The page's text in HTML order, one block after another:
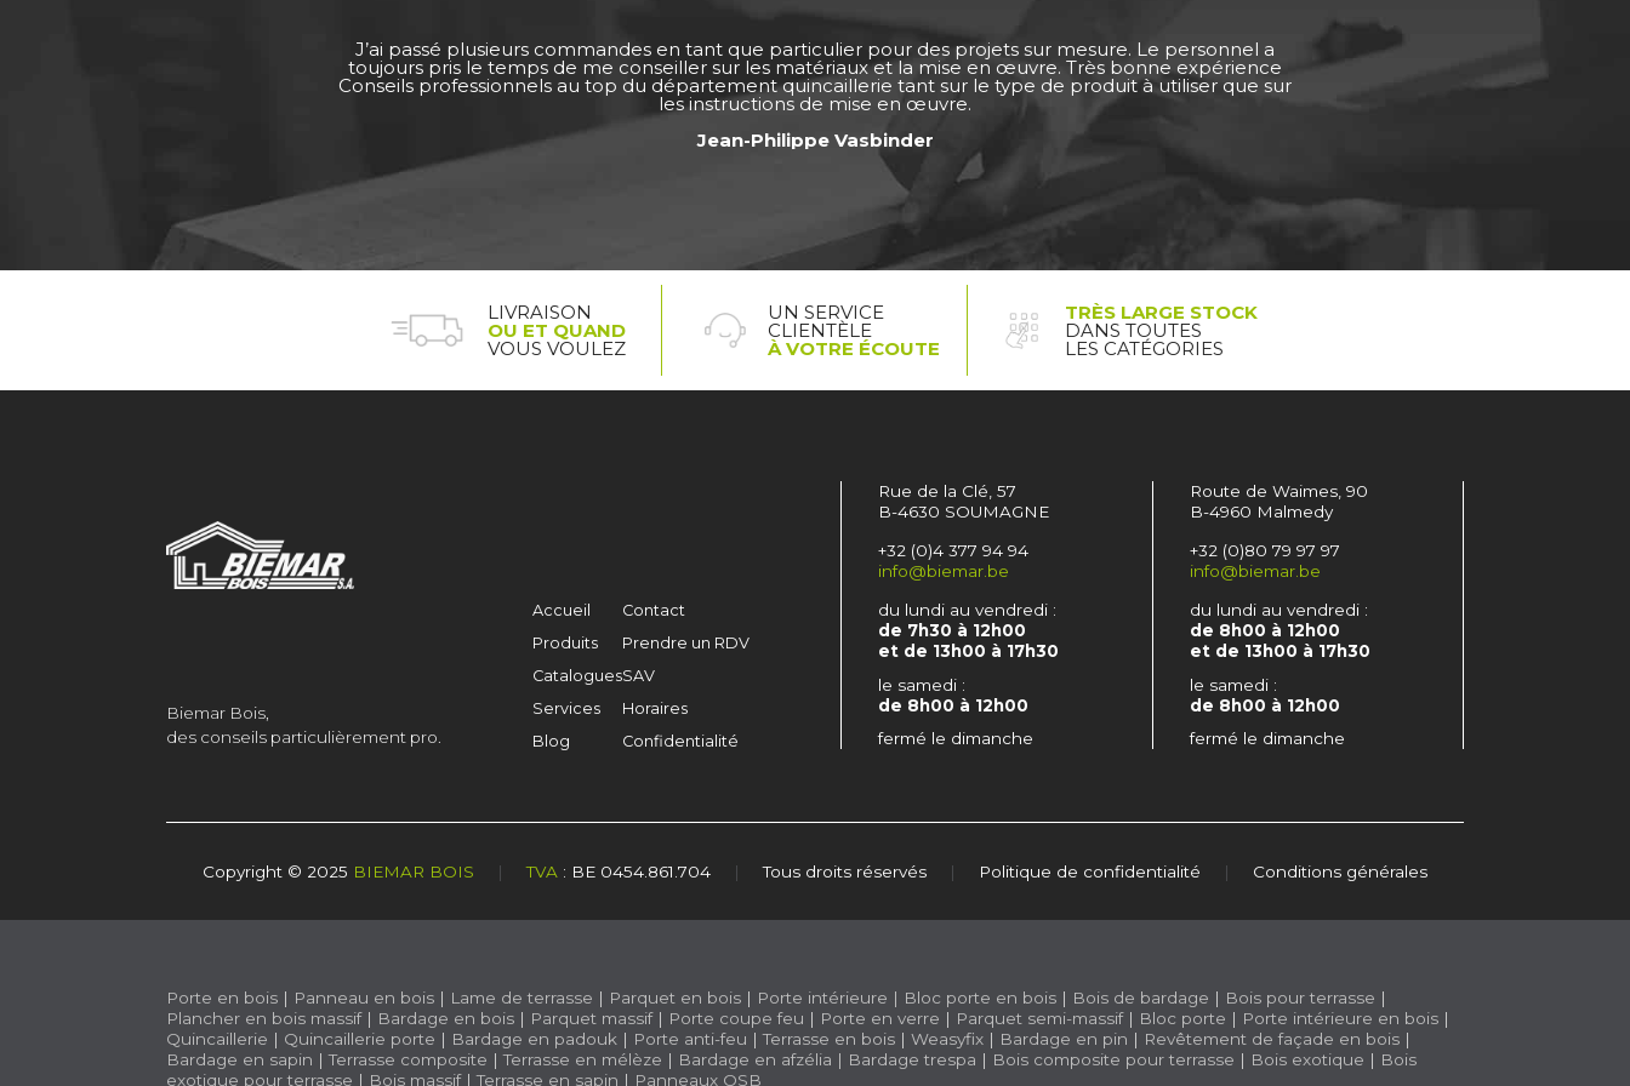
J’ai passé plusieurs commandes en tant que particulier pour des projets sur mesure. Le personnel a
toujours pris le temps de me conseiller sur les matériaux et la mise en œuvre. Très bonne expérience
Conseils professionnels au top du département quincaillerie tant sur le type de produit à utiliser que sur
les instructions de mise en œuvre.
Jean-Philippe Vasbinder
LIVRAISON
OU ET QUAND
VOUS VOULEZ
UN SERVICE
CLIENTÈLE
À VOTRE ÉCOUTE
TRÈS LARGE STOCK
DANS TOUTES
LES CATÉGORIES
Biemar Bois,
des conseils particulièrement pro.
Accueil
Produits
Catalogues
Services
Blog
Contact
Prendre un RDV
SAV
Horaires
Confidentialité
Rue de la Clé, 57
B-4630 SOUMAGNE
+32 (0)4 377 94 94
info@biemar.be
du lundi au vendredi :
de 7h30 à 12h00
et de 13h00 à 17h30
le samedi :
de 8h00 à 12h00
fermé le dimanche
Route de Waimes, 90
B-4960 Malmedy
+32 (0)80 79 97 97
info@biemar.be
du lundi au vendredi :
de 8h00 à 12h00
et de 13h00 à 17h30
le samedi :
de 8h00 à 12h00
fermé le dimanche
Copyright © 2025 BIEMAR BOIS | TVA : BE 0454.861.704 | Tous droits réservés | Politique de confidentialité | Conditions générales
Porte en bois | Panneau en bois | Lame de terrasse | Parquet en bois | Porte intérieure | Bloc porte en bois | Bois de bardage | Bois pour terrasse |
Plancher en bois massif| Bardage en bois | Parquet massif| Porte coupe feu | Porte en verre | Parquet semi-massif| Bloc porte | Porte intérieure en bois |
Quincaillerie | Quincaillerie porte | Bardage en padouk | Porte anti-feu |Terrasse en bois | Weasyfix | Bardage en pin | Revêtement de façade en bois |
Bardage en sapin |Terrasse composite |Terrasse en mélèze | Bardage en afzélia | Bardage trespa | Bois composite pour terrasse | Bois exotique | Bois
exotique pour terrasse | Bois massif|Terrasse en sapin | Panneaux OSB